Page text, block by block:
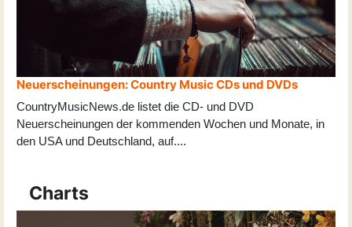
Neuerscheinungen: Country Music CDs und DVDs
CountryMusicNews.de listet die CD- und DVD
Neuerscheinungen der kommenden Wochen und Monate, in
den USA und Deutschland, auf....
Charts